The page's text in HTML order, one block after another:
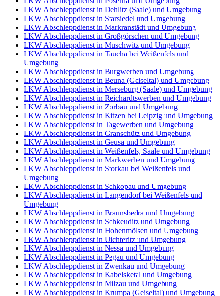
LKW Abschleppdienst in Dehlitz (Saale) und Umgebung
LKW Abschleppdienst in Starsiedel und Umgebung
LKW Abschleppdienst in Markranstädt und Umgebung
LKW Abschleppdienst in Großgörschen und Umgebung
LKW Abschleppdienst in Muschwitz und Umgebung
LKW Abschleppdienst in Taucha bei Weißenfels und
Umgebung
LKW Abschleppdienst in Burgwerben und Umgebung
LKW Abschleppdienst in Beuna (Geiseltal) und Umgebung
LKW Abschleppdienst in Merseburg (Saale) und Umgebung
LKW Abschleppdienst in Reichardtswerben und Umgebung
LKW Abschleppdienst in Zorbau und Umgebung
LKW Abschleppdienst in Kitzen bei Leipzig und Umgebung
LKW Abschleppdienst in Tagewerben und Umgebung
LKW Abschleppdienst in Granschütz und Umgebung
LKW Abschleppdienst in Geusa und Umgebung
LKW Abschleppdienst in Weißenfels, Saale und Umgebung
LKW Abschleppdienst in Markwerben und Umgebung
LKW Abschleppdienst in Storkau bei Weißenfels und
Umgebung
LKW Abschleppdienst in Schkopau und Umgebung
LKW Abschleppdienst in Langendorf bei Weißenfels und
Umgebung
LKW Abschleppdienst in Braunsbedra und Umgebung
LKW Abschleppdienst in Schkeuditz und Umgebung
LKW Abschleppdienst in Hohenmölsen und Umgebung
LKW Abschleppdienst in Uichteritz und Umgebung
LKW Abschleppdienst in Nessa und Umgebung
LKW Abschleppdienst in Pegau und Umgebung
LKW Abschleppdienst in Zwenkau und Umgebung
LKW Abschleppdienst in Kabelsketal und Umgebung
LKW Abschleppdienst in Milzau und Umgebung
LKW Abschleppdienst in Krumpa (Geiseltal) und Umgebung